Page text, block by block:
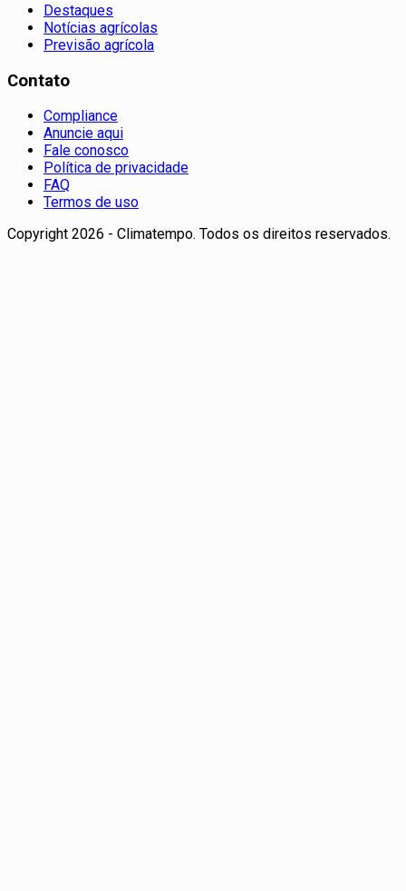
Destaques
Notícias agrícolas
Previsão agrícola
Contato
Compliance
Anuncie aqui
Fale conosco
Política de privacidade
FAQ
Termos de uso
Copyright 2026 - Climatempo. Todos os direitos reservados.